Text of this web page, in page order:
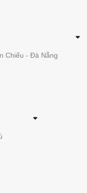
Chiểu - Đà Nẵng